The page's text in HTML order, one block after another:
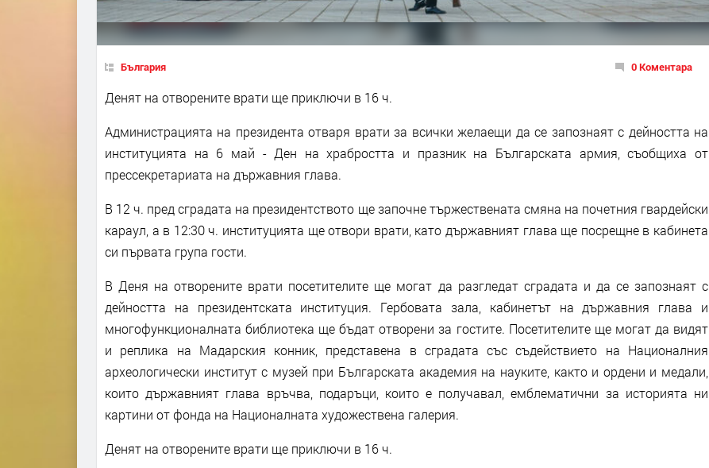
България 0 Коментара
Денят на отворените врати ще приключи в 16 ч.
Администрацията на президента отваря врати за всички желаещи да се запознаят с дейността на
институцията на 6 май - Ден на храбростта и празник на Българската армия, съобщиха от
прессекретариата на държавния глава.
В 12 ч. пред сградата на президентството ще започне тържествената смяна на почетния гвардейски
караул, а в 12:30 ч. институцията ще отвори врати, като държавният глава ще посрещне в кабинета
си първата група гости.
В Деня на отворените врати посетителите ще могат да разгледат сградата и да се запознаят с
дейността на президентската институция. Гербовата зала, кабинетът на държавния глава и
многофункционалната библиотека ще бъдат отворени за гостите. Посетителите ще могат да видят
и реплика на Мадарския конник, представена в сградата със съдействието на Националния
археологически институт с музей при Българската академия на науките, както и ордени и медали,
които държавният глава връчва, подаръци, които е получавал, емблематични за историята ни
картини от фонда на Националната художествена галерия.
Денят на отворените врати ще приключи в 16 ч.